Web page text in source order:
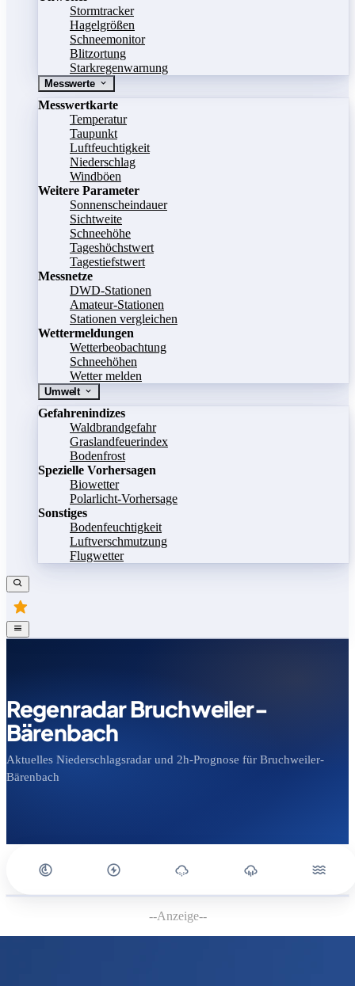
Stormtracker
Hagelgrößen
Schneemonitor
Blitzortung
Starkregenwarnung
Messwerte
Messwertkarte
Temperatur
Taupunkt
Luftfeuchtigkeit
Niederschlag
Windböen
Weitere Parameter
Sonnenscheindauer
Sichtweite
Schneehöhe
Tageshöchstwert
Tagestiefstwert
Messnetze
DWD-Stationen
Amateur-Stationen
Stationen vergleichen
Wettermeldungen
Wetterbeobachtung
Schneehöhen
Wetter melden
Umwelt
Gefahrenindizes
Waldbrandgefahr
Graslandfeuerindex
Bodenfrost
Spezielle Vorhersagen
Biowetter
Polarlicht-Vorhersage
Sonstiges
Bodenfeuchtigkeit
Luftverschmutzung
Flugwetter
Regenradar Bruchweiler-
Bärenbach
Aktuelles Niederschlagsradar und 2h-Prognose für Bruchweiler-
Bärenbach
--Anzeige--